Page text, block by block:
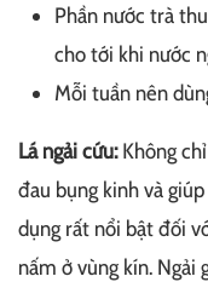
Phần nước trà
cho tới khi nước
Mỗi tuần nên
Lá ngải cứu:Không
đau bụng kinh và
dụng rất nổi bật đối
nấm ở vùng kín. Ngải